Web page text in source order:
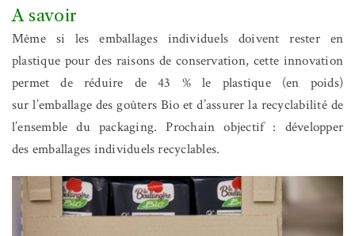
A savoir
Même si les emballages individuels doivent rester en
plastique pour des raisons de conservation, cette innovation
permet de réduire de 43 % le plastique (en poids)
sur l’emballage des goûters Bio et d’assurer la recyclabilité de
l’ensemble du packaging. Prochain objectif : développer
des emballages individuels recyclables.